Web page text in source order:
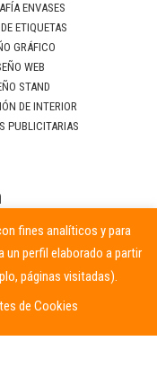
ENVASES
ETIQUETAS
GRÁFICO
WEB
STAND
DE INTERIOR
PUBLICITARIAS
fines analíticos y para
un perfil elaborado a partir
páginas visitadas).
de Cookies